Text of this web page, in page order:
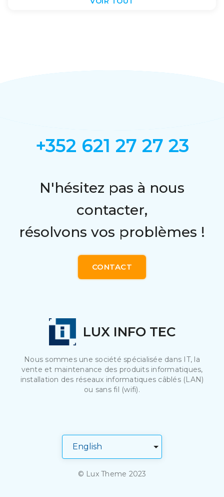
+352 621 27 27 23
N'hésitez pas à nous
contacter,
résolvons vos problèmes !
CONTACT
LUX INFO TEC
Nous sommes une société spécialisée dans IT, la
vente et maintenance des produits informatiques,
installation des réseaux informatiques câblés (LAN)
ou sans fil (wifi).
© Lux Theme 2023